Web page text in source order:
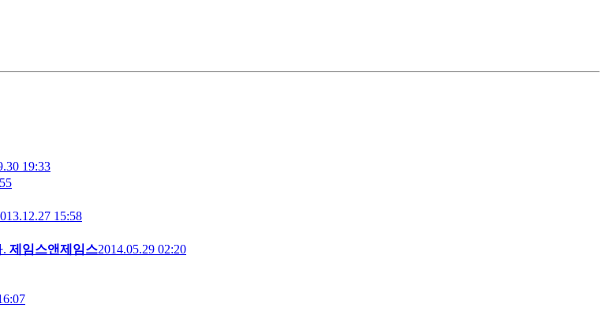
19:33
15:58
. 제임스앤제임스2014.05.29 02:20